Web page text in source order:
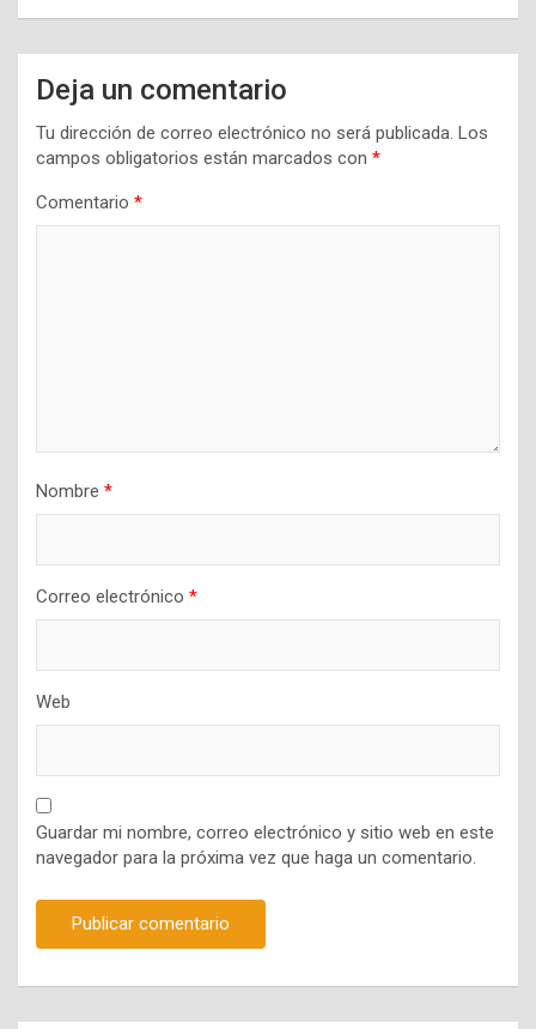
Deja un comentario
Tu dirección de correo electrónico no será publicada. Los
campos obligatorios están marcados con *
Comentario *
Nombre *
Correo electrónico *
Web
Guardar mi nombre, correo electrónico y sitio web en este
navegador para la próxima vez que haga un comentario.